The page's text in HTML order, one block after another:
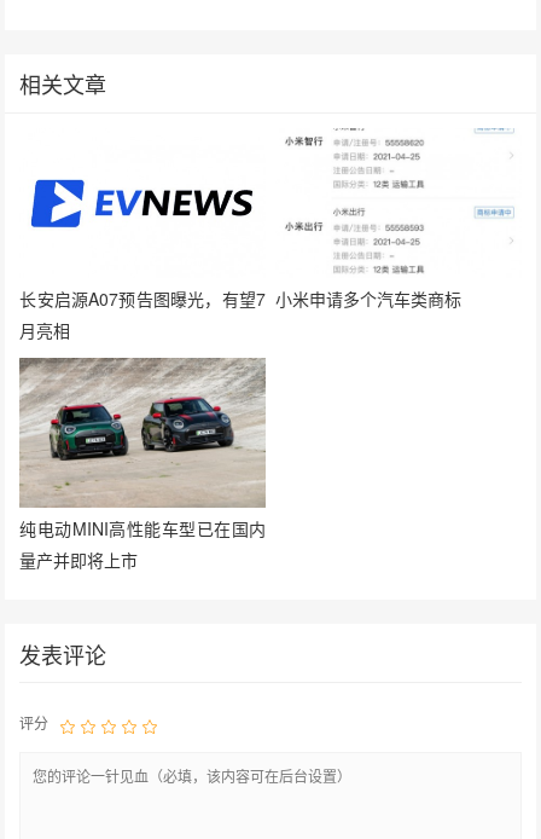
相关文章
长安启源A07预告图曝光，有望7
月亮相
小米申请多个汽车类商标
纯电动MINI高性能车型已在国内
量产并即将上市
发表评论
评分